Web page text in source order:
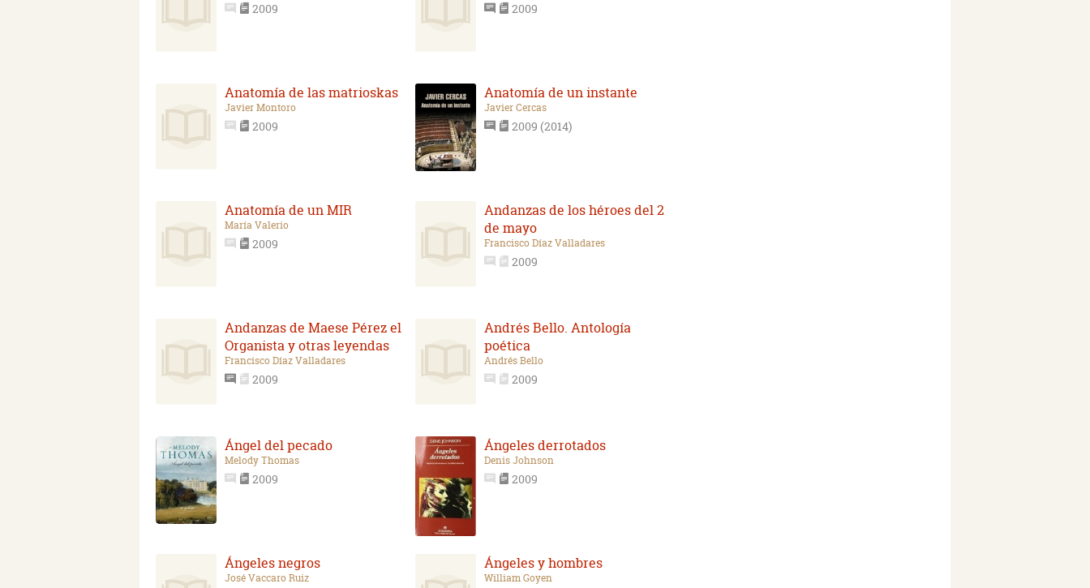
2009 2009
Anatomía de las matrioskas
Javier Montoro
2009
Anatomía de un instante
Javier Cercas
2009 (2014)
Anatomía de un MIR
María Valerio
2009
Andanzas de los héroes del 2
de mayo
Francisco Díaz Valladares
2009
Andanzas de Maese Pérez el
Organista y otras leyendas
Francisco Díaz Valladares
2009
Andrés Bello. Antología
poética
Andrés Bello
2009
Ángel del pecado
Melody Thomas
2009
Ángeles derrotados
Denis Johnson
2009
Ángeles negros
José Vaccaro Ruiz
Ángeles y hombres
William Goyen